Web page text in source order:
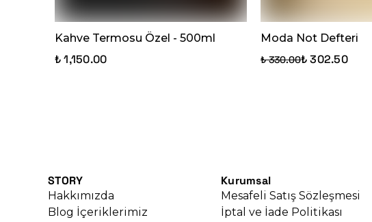
Kahve Termosu Özel - 500ml
₺ 1,150.00
Moda Not Defteri
₺ 330.00₺ 302.50
STORY
Hakkımızda
Blog İçeriklerimiz
Kurumsal
Mesafeli Satış Sözleşmesi
İptal ve İade Politikası